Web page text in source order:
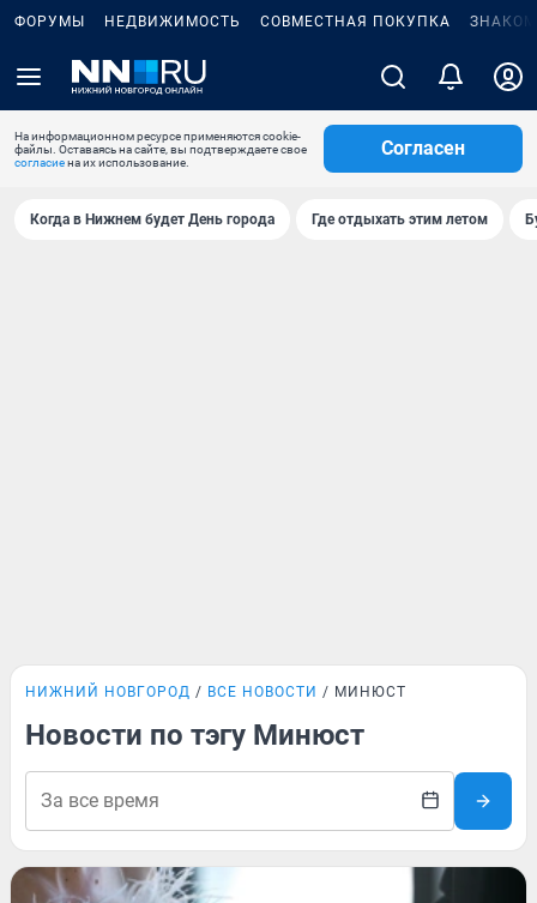
ФОРУМЫ НЕДВИЖИМОСТЬ СОВМЕСТНАЯ ПОКУПКА
На информационном ресурсе применяются cookie-
файлы. Оставаясь на сайте, вы подтверждаете свое
согласиена их использование.
Согласен
Когда в Нижнем будет День города Где отдыхать этим летом
НИЖНИЙ НОВГОРОД ВСЕ НОВОСТИ МИНЮСТ
Новости по тэгу Минюст